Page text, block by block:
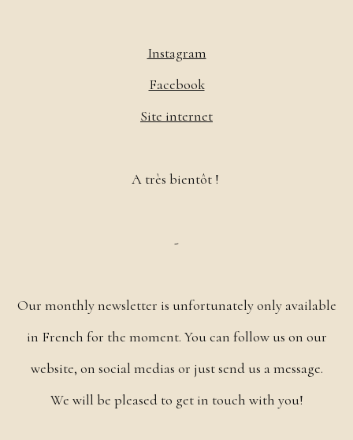
Instagram
Facebook
Site internet
A très bientôt !
-
Our monthly newsletter is unfortunately only available
in French for the moment. You can follow us on our
website, on social medias or just send us a message.
We will be pleased to get in touch with you!